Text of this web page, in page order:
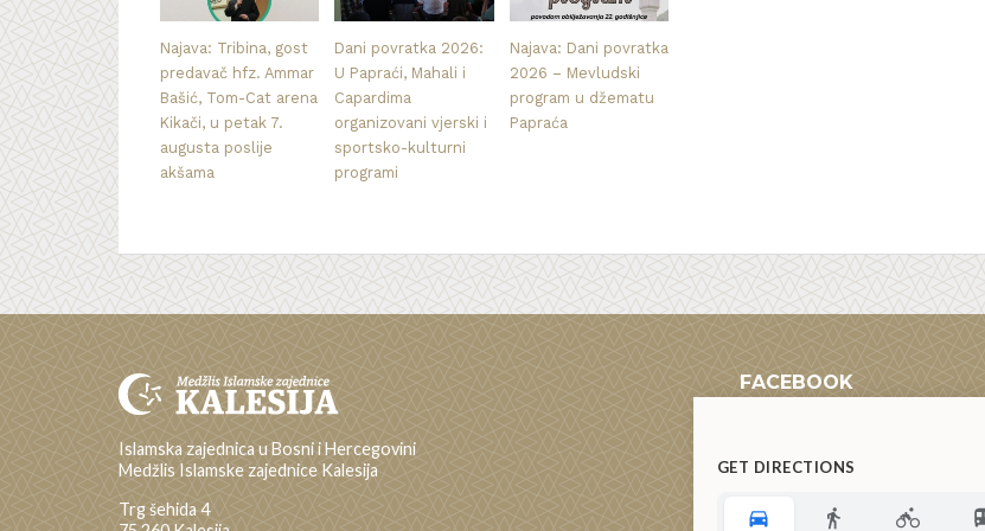
Najava: Tribina, gost
predavač hfz. Ammar
Bašić, Tom-Cat arena
Kikači, u petak 7.
augusta poslije
akšama
Dani povratka 2026:
U Papraći, Mahali i
Capardima
organizovani vjerski i
sportsko-kulturni
programi
Najava: Dani povratka
2026 – Mevludski
program u džematu
Papraća
Islamska zajednica u Bosni i Hercegovini
Medžlis Islamske zajednice Kalesija
Trg šehida 4
FACEBOOK
GET DIRECTIONS